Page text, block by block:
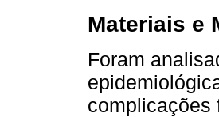
Materiais e
Foram
complicações